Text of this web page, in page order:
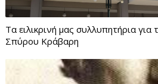
Τα ειλικρινή μας συλλυπητήρια για
Σπύρου Κράβαρη